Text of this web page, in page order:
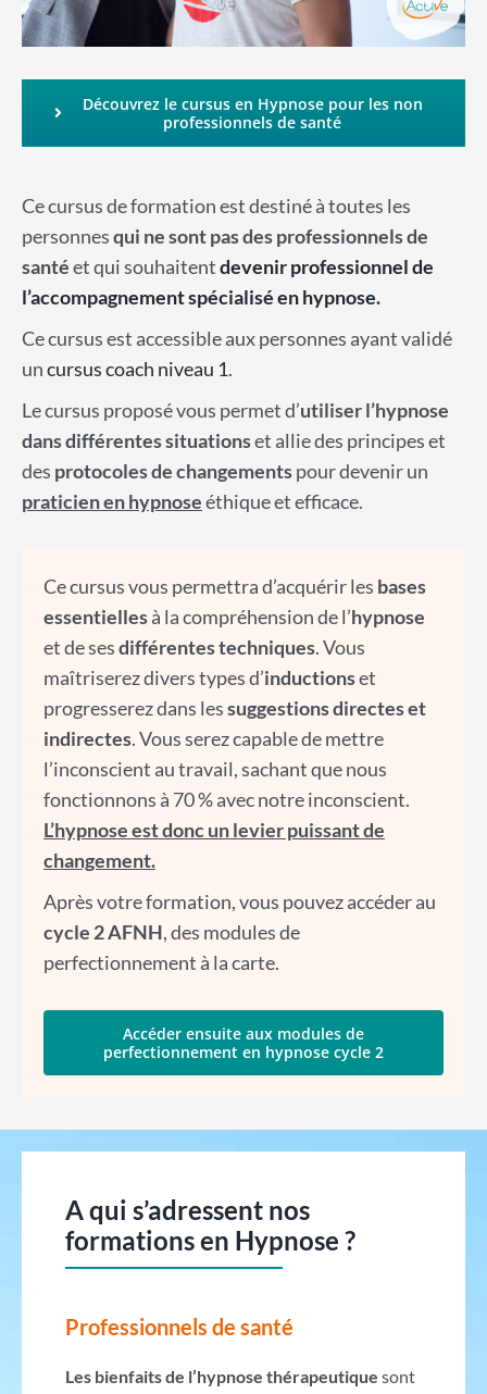
Découvrez le cursus en Hypnose pour les non
professionnels de santé
Ce cursus de formation est destiné à toutes les
personnesqui ne sont pas des professionnels de
santéet qui souhaitentdevenir professionnel de
l’accompagnement spécialisé en hypnose.
Ce cursus est accessible aux personnes ayant validé
uncursus coach niveau 1.
Le cursus proposé vous permet d’utiliser l’hypnose
dans différentes situationset allie des principes et
des protocoles de changementspour devenir un
praticien en hypnoseéthique et efficace.
Ce cursus vous permettra d’acquérir les bases
essentiellesà la compréhension de l’hypnose
et de sesdifférentes techniques. Vous
maîtriserez divers types d’inductionset
progresserez dans lessuggestions directes et
indirectes. Vous serez capable de mettre
l’inconscient au travail, sachant que nous
fonctionnons à 70 % avec notre inconscient.
L’hypnose est donc un levier puissant de
changement.
Après votre formation, vous pouvez accéder au
cycle 2 AFNH, des modules de
perfectionnement à la carte.
Accéder ensuite aux modules de
perfectionnement en hypnose cycle 2
A qui s’adressent nos
formations en Hypnose ?
Professionnels de santé
Les bienfaits de l’hypnose thérapeutique sont